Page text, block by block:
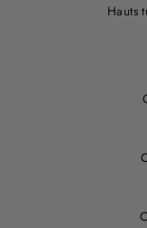
Hauts